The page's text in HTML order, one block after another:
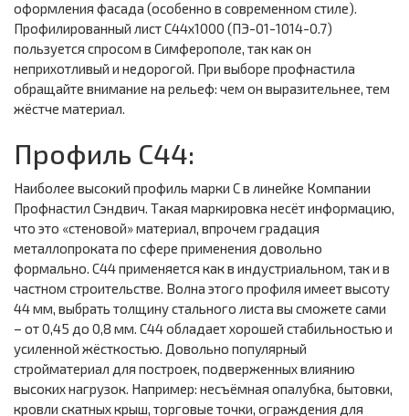
оформления фасада (особенно в современном стиле).
Профилированный лист С44х1000 (ПЭ-01-1014-0.7)
пользуется спросом в Симферополе, так как он
неприхотливый и недорогой. При выборе профнастила
обращайте внимание на рельеф: чем он выразительнее, тем
жёстче материал.
Профиль С44:
Наиболее высокий профиль марки С в линейке Компании
Профнастил Сэндвич. Такая маркировка несёт информацию,
что это «стеновой» материал, впрочем градация
металлопроката по сфере применения довольно
формально. С44 применяется как в индустриальном, так и в
частном строительстве. Волна этого профиля имеет высоту
44 мм, выбрать толщину стального листа вы сможете сами
– от 0,45 до 0,8 мм. С44 обладает хорошей стабильностью и
усиленной жёсткостью. Довольно популярный
стройматериал для построек, подверженных влиянию
высоких нагрузок. Например: несъёмная опалубка, бытовки,
кровли скатных крыш, торговые точки, ограждения для